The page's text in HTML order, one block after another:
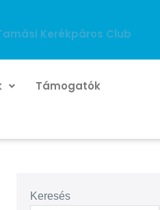
Kerékpáros Club
Támogatók
Keresés